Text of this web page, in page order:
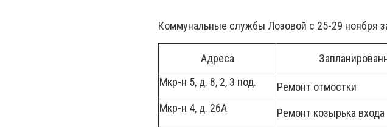
Коммунальные службы Лозовой с 25-29 ноября
Адреса
Мкр-н 5, д. 8, 2, 3 под.
Ремонт отмостки
Мкр-н 4, д. 26А
Ремонт козырька входа